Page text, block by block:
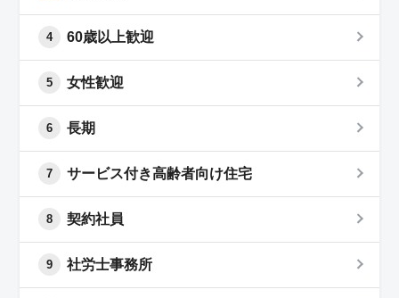
4 60歳以上歓迎
5 女性歓迎
6 長期
7 サービス付き高齢者向け住宅
8 契約社員
9 社労士事務所